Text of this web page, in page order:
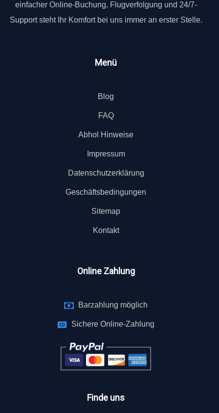
einfacher Online-Buchung, Flugverfolgung und 24/7-
Support steht Ihr Komfort bei uns immer an erster Stelle.
Menü
Blog
FAQ
Abhol Hinweise
Impressum
Datenschutzerklärung
Geschäftsbedingungen
Sitemap
Kontakt
Online Zahlung
Barzahlung möglich
Sichere Online-Zahlung
Finde uns